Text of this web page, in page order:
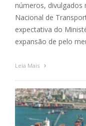
números, divulgados
Nacional de
expectativa do
expansão de pelo
Leia Mais